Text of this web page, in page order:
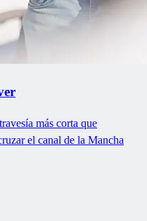
más corta que
el canal de la Mancha